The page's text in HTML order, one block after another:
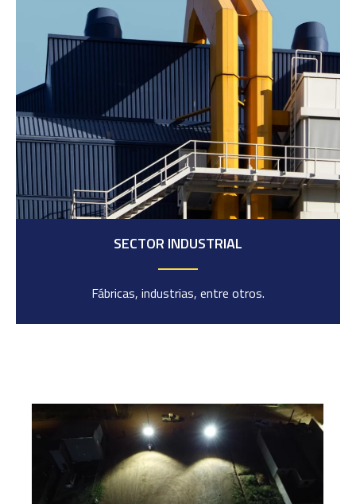
SECTOR INDUSTRIAL
Fábricas, industrias, entre otros.